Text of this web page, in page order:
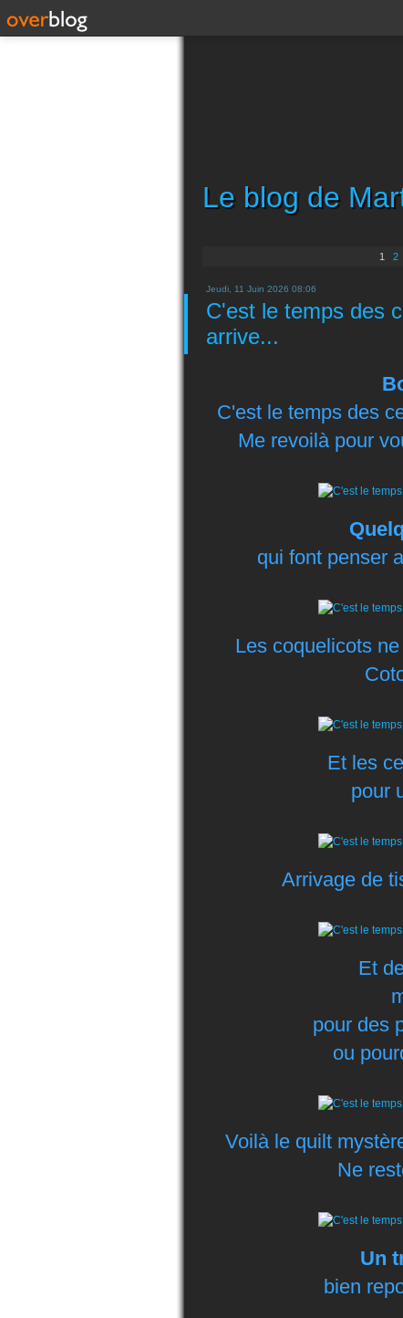
Le blog de
1 2
Jeudi, 11 Juin 2026 08:06
C'est le temps des
arrive...
C'est le temps des
Me revoilà pour
qui font penser
Les coquelicots
Et les
pour
Arrivage de
Et
pour des
ou
Voilà le quilt
Ne
Un
bien